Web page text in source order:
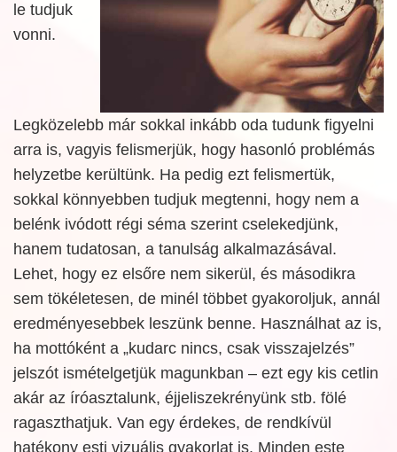
le tudjuk
vonni.
Legközelebb már sokkal inkább oda tudunk figyelni
arra is, vagyis felismerjük, hogy hasonló problémás
helyzetbe kerültünk. Ha pedig ezt felismertük,
sokkal könnyebben tudjuk megtenni, hogy nem a
belénk ivódott régi séma szerint cselekedjünk,
hanem tudatosan, a tanulság alkalmazásával.
Lehet, hogy ez elsőre nem sikerül, és másodikra
sem tökéletesen, de minél többet gyakoroljuk, annál
eredményesebbek leszünk benne. Használhat az is,
ha mottóként a „kudarc nincs, csak visszajelzés”
jelszót ismételgetjük magunkban – ezt egy kis cetlin
akár az íróasztalunk, éjjeliszekrényünk stb. fölé
ragaszthatjuk. Van egy érdekes, de rendkívül
hatékony esti vizuális gyakorlat is. Minden este